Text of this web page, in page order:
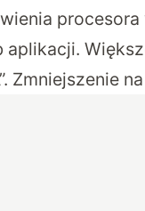
aplikacji.
Zmniejszenie